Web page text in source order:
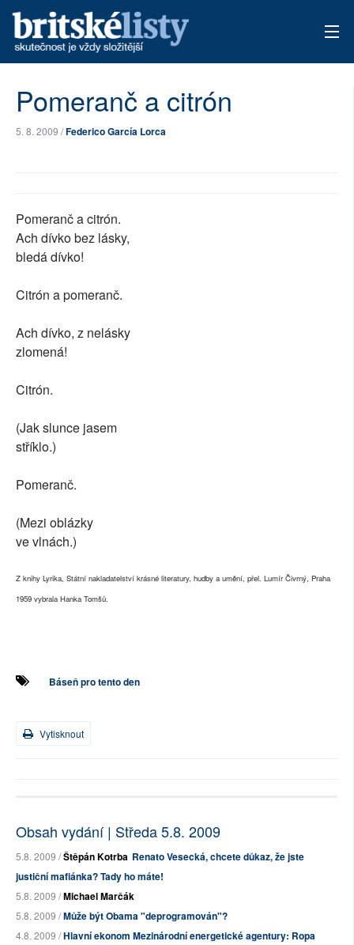
PŘÍSPĚVKY NA PROVOZ
Pomeranč a citrón
5. 8. 2009 /Federico García Lorca
Pomeranč a citrón.
Ach dívko bez lásky,
bledá dívko!
Citrón a pomeranč.
Ach dívko, z nelásky
zlomená!
Citrón.
(Jak slunce jasem
stříklo.)
Pomeranč.
(Mezi oblázky
ve vlnách.)
Z knihy Lyrika, Státní nakladatelství krásné literatury, hudby a umění, přel. Lumír Čivrný, Praha
1959 vybrala Hanka Tomšů.
Báseň pro tento den
Vytisknout
Obsah vydání | Středa 5.8. 2009
5.8. 2009 /Štěpán Kotrba Renato Vesecká, chcete důkaz, že jste
justiční mafiánka? Tady ho máte!
5.8. 2009 /Michael Marčák
5.8. 2009 /Může být Obama "deprogramován"?
4.8. 2009 /Hlavní ekonom Mezinárodní energetické agentury: Ropa